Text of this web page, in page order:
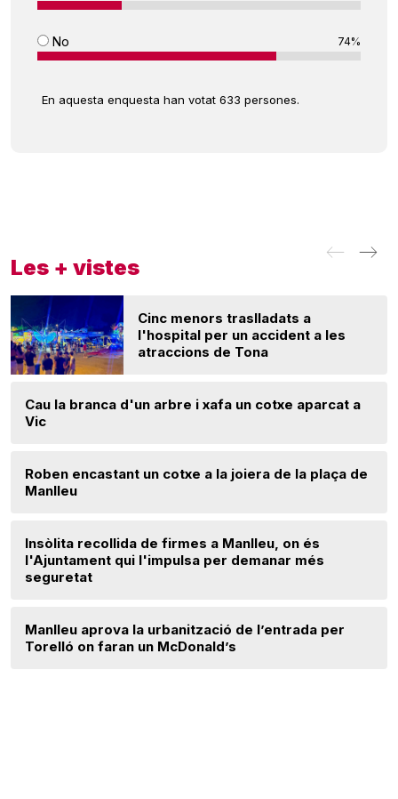
No 74%
En aquesta enquesta han votat 633 persones.
Les + vistes
Cinc menors traslladats a
l'hospital per un accident a les
atraccions de Tona
Cau la branca d'un arbre i xafa un cotxe aparcat a
Vic
Roben encastant un cotxe a la joiera de la plaça de
Manlleu
Insòlita recollida de firmes a Manlleu, on és
l'Ajuntament qui l'impulsa per demanar més
seguretat
Manlleu aprova la urbanització de l’entrada per
Torelló on faran un McDonald’s